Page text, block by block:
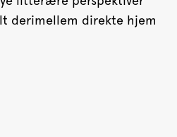
derimellem direkte hjem